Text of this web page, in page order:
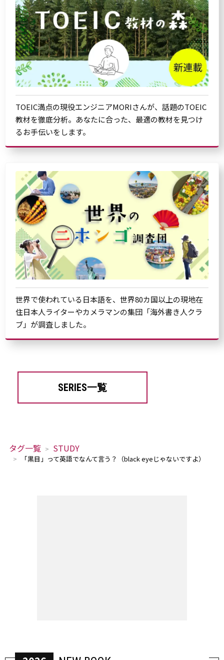
TOEIC満点の現役エンジニアMORIさんが、話題のTOEIC
教材を徹底分析。あなたに合った、最適の教材を見つけ
るお手伝いをします。
世界で使われている日本語を、世界80カ国以上の現地在
住日本人ライターやカメラマンの集団「海外書き人クラ
ブ」が調査しました。
SERIES一覧
タグ一覧 STUDY
「黒目」って英語でなんて言う？（black eyeじゃないですよ）